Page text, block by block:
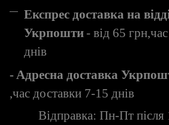
Експрес доставка на
Укрпошти- від 65 грн
днів
- Адресна доставка
,час доставки 7-15 днів
Відправка: Пн-Пт